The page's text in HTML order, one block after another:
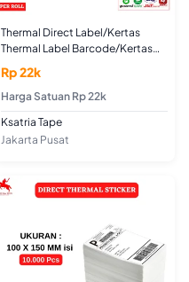
Thermal Direct Label/Kertas
Thermal Label Barcode/Kertas
Label Stiker Blueprint - ROLL
Rp 22k
Harga Satuan Rp 22k
Ksatria Tape
Jakarta Pusat